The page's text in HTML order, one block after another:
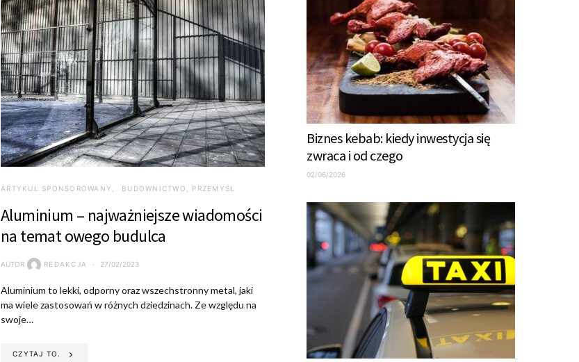
ARTYKUŁ SPONSOROWANY BUDOWNICTWO, PRZEMYSŁ
Aluminium – najważniejsze wiadomości
na temat owego budulca
AUTOR REDAKCJA 27/02/2023
Aluminium to lekki, odporny oraz wszechstronny metal, jaki
ma wiele zastosowań w różnych dziedzinach. Ze względu na
swoje…
CZYTAJ TO.
Biznes kebab: kiedy inwestycja się
zwraca i od czego
02/06/2026